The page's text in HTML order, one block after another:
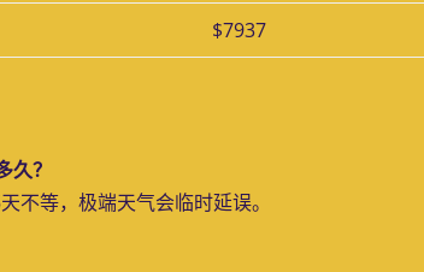
$7937
？
不等，极端天气会临时延误。